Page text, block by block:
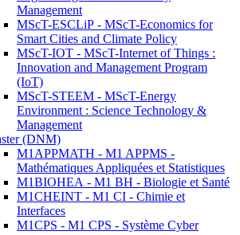
Management
MScT-ESCLiP - MScT-Economics for
Smart Cities and Climate Policy
MScT-IOT - MScT-Internet of Things :
Innovation and Management Program
(IoT)
MScT-STEEM - MScT-Energy
Environment : Science Technology &
Management
(DNM)
M1APPMATH - M1 APPMS -
Mathématiques Appliquées et Statistiques
M1BIOHEA - M1 BH - Biologie et Santé
M1CHEINT - M1 CI - Chimie et
Interfaces
M1CPS - M1 CPS - Système Cyber